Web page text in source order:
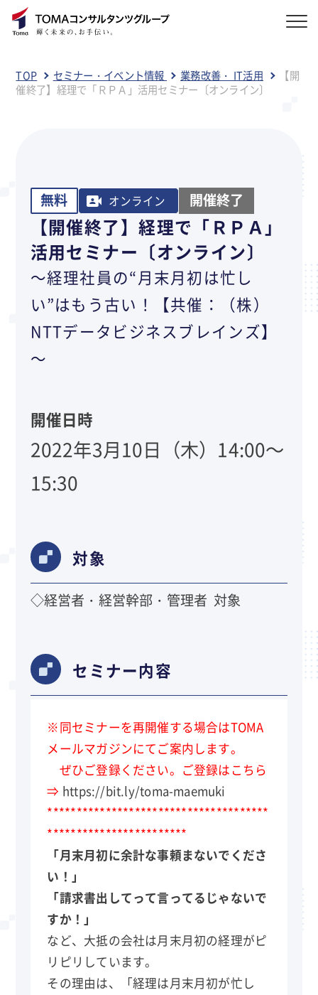
TOP セミナー・イベント情報 業務改善・ IT活用
【開
催終了】経理で「ＲＰＡ」活用セミナー〔オンライン〕
無料 オンライン 開催終了
【開催終了】経理で「ＲＰＡ」
活用セミナー〔オンライン〕
～経理社員の“月末月初は忙し
い”はもう古い！【共催：（株）
NTTデータビジネスブレインズ】
～
開催日時
2022年3月10日（木）14:00～
15:30
対象
◇経営者・経営幹部・管理者 対象
セミナー内容
※同セミナーを再開催する場合はTOMA
メールマガジンにてご案内します。
ぜひご登録ください。ご登録はこちら
⇒ https://bit.ly/toma-maemuki
**************************************
************************
「月末月初に余計な事頼まないでくださ
い！」
「請求書出してって言ってるじゃないで
すか！」
など、大抵の会社は月末月初の経理がピ
リピリしています。
その理由は、「経理は月末月初が忙し